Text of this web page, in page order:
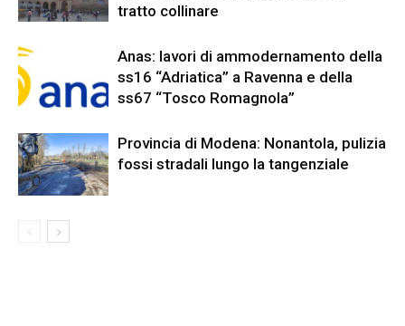
tratto collinare
Anas: lavori di ammodernamento della
ss16 “Adriatica” a Ravenna e della
ss67 “Tosco Romagnola”
Provincia di Modena: Nonantola, pulizia
fossi stradali lungo la tangenziale